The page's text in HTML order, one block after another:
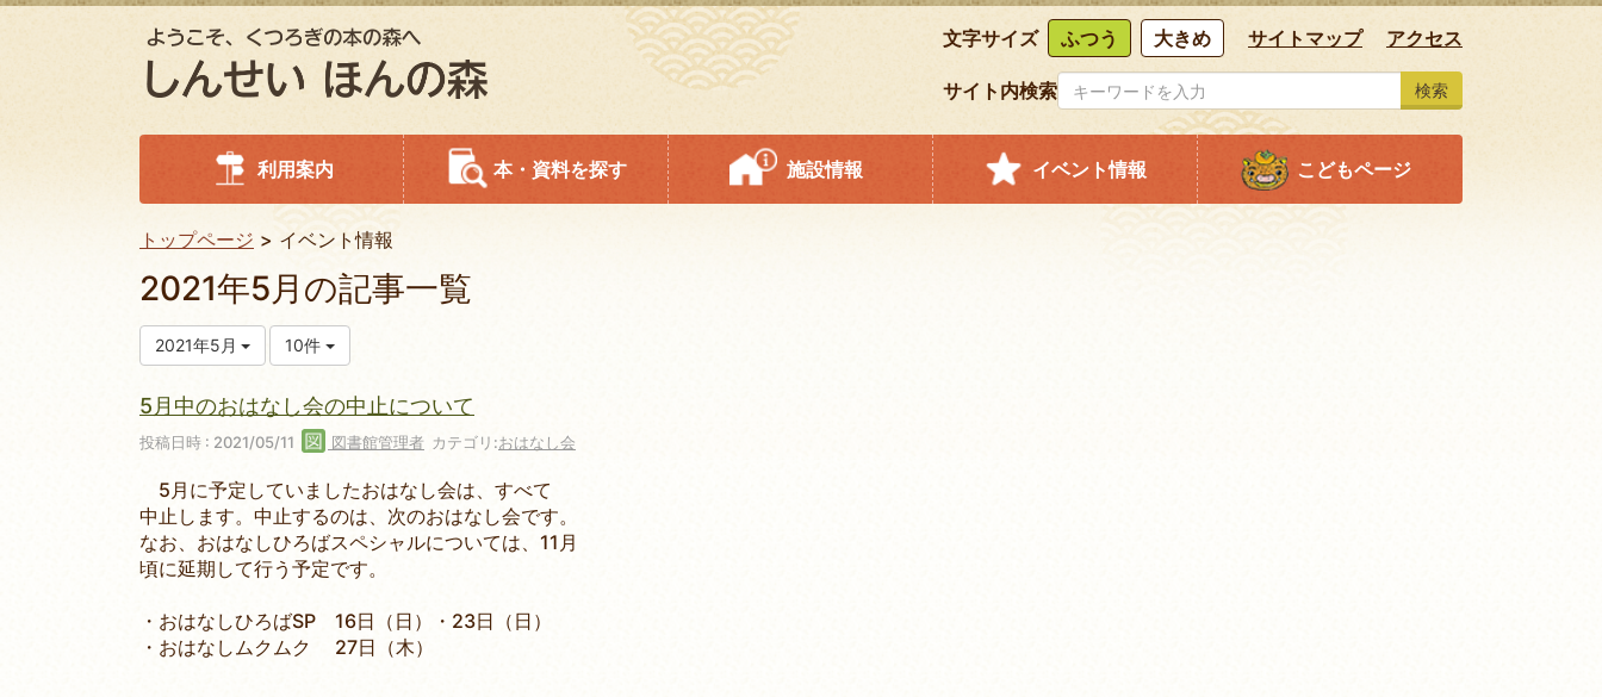
文字サイズ ふつう 大きめ サイトマップ アクセス
サイト内検索 検索
利用案内 本・資料を探す 施設情報 イベント情報 こどもページ
トップページ イベント情報
2021年5月の記事一覧
2021年5月 10件
5月中のおはなし会の中止について
投稿日時 : 2021/05/11 図書館管理者 カテゴリ:おはなし会
5月に予定していましたおはなし会は、すべて
中止します。中止するのは、次のおはなし会です。
なお、おはなしひろばスペシャルについては、11月
頃に延期して行う予定です。
・おはなしひろばSP 16日（日）・23日（日）
・おはなしムクムク 27日（木）